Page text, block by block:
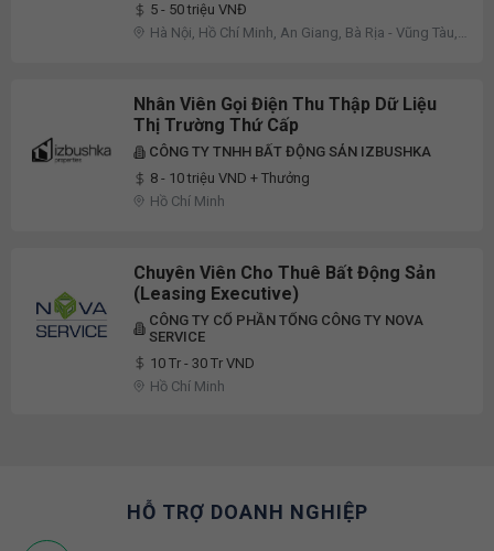
5 - 50 triệu VNĐ
Hà Nội, Hồ Chí Minh, An Giang, Bà Rịa - Vũng Tàu,
Nhân Viên Gọi Điện Thu Thập Dữ Liệu
Thị Trường Thứ Cấp
CÔNG TY TNHH BẤT ĐỘNG SẢN IZBUSHKA
8 - 10 triệu VND + Thưởng
Hồ Chí Minh
Chuyên Viên Cho Thuê Bất Động Sản
(Leasing Executive)
CÔNG TY CỔ PHẦN TỔNG CÔNG TY NOVA
SERVICE
10 Tr - 30 Tr VND
Hồ Chí Minh
HỖ TRỢ DOANH NGHIỆP